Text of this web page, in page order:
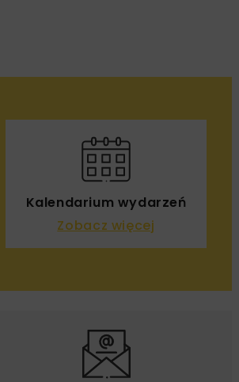
Kalendarium wydarzeń
Zobacz więcej